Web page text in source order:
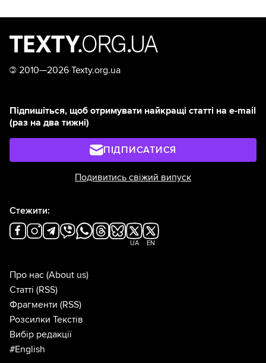
© 2010—2026 Texty.org.ua
Підпишіться, щоб отримувати найкращі статті на e-mail
(раз на два тижні)
ПІДПИСАТИСЯ
Подивитись свіжий випуск
Стежити:
UA EN
Про нас (About us)
Статті (RSS)
Фрагменти (RSS)
Розсилки Текстів
Вибір редакції
#English